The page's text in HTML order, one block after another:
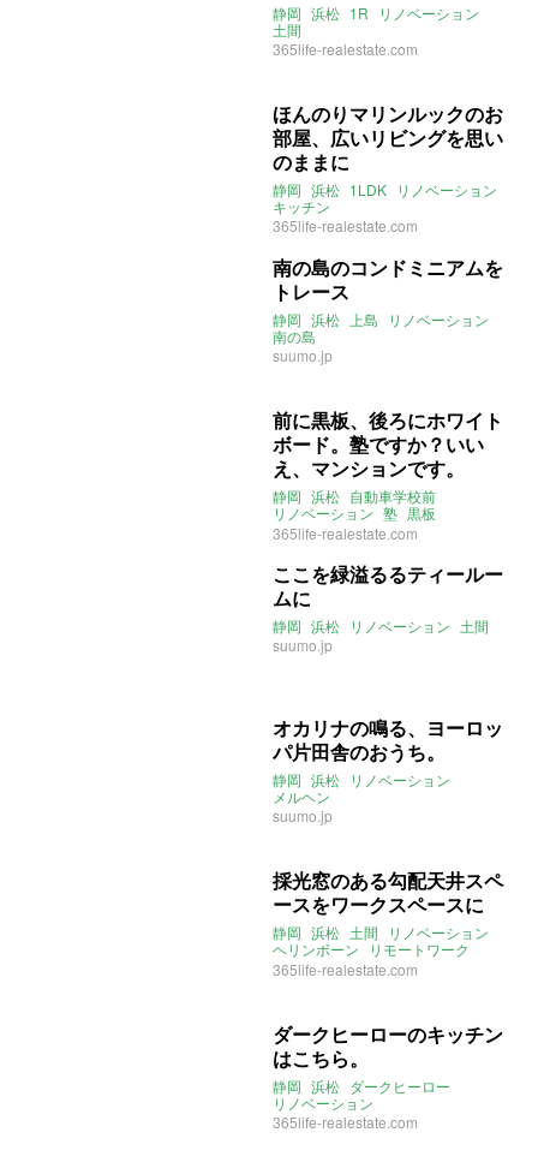
静岡 浜松 1R
リノベーション
土間
365life-realestate.com
ほんのりマリンルックのお
部屋、広いリビングを思い
のままに
静岡 浜松 1LDK リノベーション
キッチン
365life-realestate.com
南の島のコンドミニアムを
トレース
静岡 浜松 上島
リノベーション
南の島
suumo.jp
前に黒板、後ろにホワイト
ボード。塾ですか？いい
え、マンションです。
静岡 浜松 自動車学校前
リノベーション 塾 黒板
ホワイトボード 再登場
365life-realestate.com
ここを緑溢るるティールー
ムに
静岡 浜松 リノベーション 土間
suumo.jp
オカリナの鳴る、ヨーロッ
パ片田舎のおうち。
静岡 浜松 リノベーション
メルヘン
suumo.jp
採光窓のある勾配天井スペ
ースをワークスペースに
静岡 浜松 土間
リノベーション
ヘリンボーン
リモートワーク
在宅勤務 テレワーク
リモートオフィス
365life-realestate.com
ダークヒーローのキッチン
はこちら。
静岡 浜松 ダークヒーロー
リノベーション
365life-realestate.com